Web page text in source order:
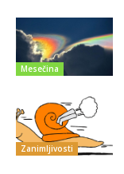
Mesečina
Zanimljivosti